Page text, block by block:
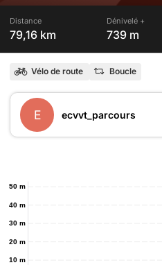
Distance
79,16 km
Dénivelé +
739 m
Vélo de route Boucle
E ecvvt_parcours
10 m
20 m
30 m
40 m
50 m